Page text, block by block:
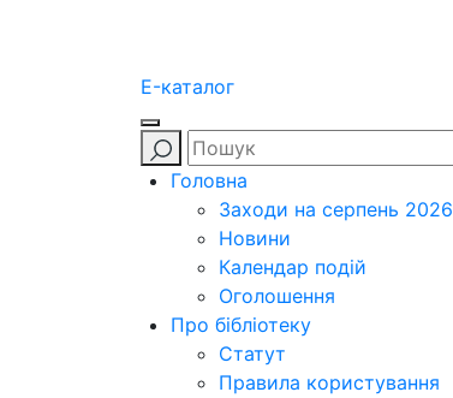
E-каталог
Головна
Заходи на серпень 2026
Новини
Календар подій
Оголошення
Про бібліотеку
Статут
Правила користування